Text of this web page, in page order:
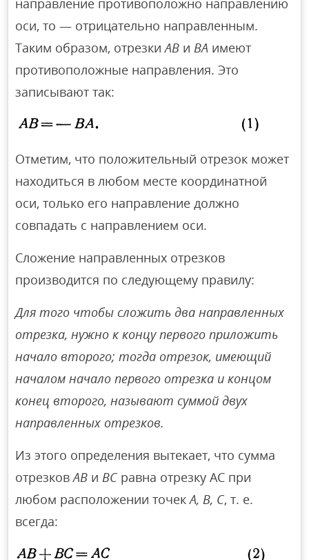
направление противоположно направлению
оси, то — отрицательно направленным.
Таким образом, отрезкиАВ иВА имеют
противоположные направления. Это
записывают так:
Отметим, что положительный отрезок может
находиться в любом месте координатной
оси, только его направление должно
совпадать с направлением оси.
Сложение направленных отрезков
производится по следующему правилу:
Для того чтобы сложить два направленных
отрезка, нужно к концу первого приложить
начало второго; тогда отрезок, имеющий
началом начало первого отрезка и концом
конец второго, называют суммой двух
направленных отрезков.
Из этого определения вытекает, что сумма
отрезковАВ иВС равна отрезку АС при
любом расположении точекА, В, С, т. е.
всегда: